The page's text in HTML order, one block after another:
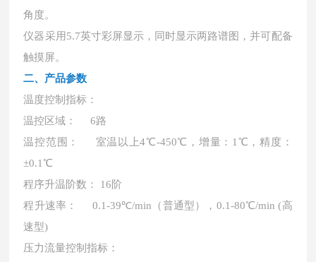
角度。
仪器采用5.7英寸彩屏显示，同时显示两路谱图，并可配备
触摸屏。
二、 产品参数
温度控制指标：
温控区域： 6路
温控范围： 室温以上4℃-450℃，增量：1℃，精度：
±0.1℃
程序升温阶数： 16阶
程升速率：
0.1-39℃/min（普通型），0.1-80℃/min (高
速型)
压力流量控制指标：